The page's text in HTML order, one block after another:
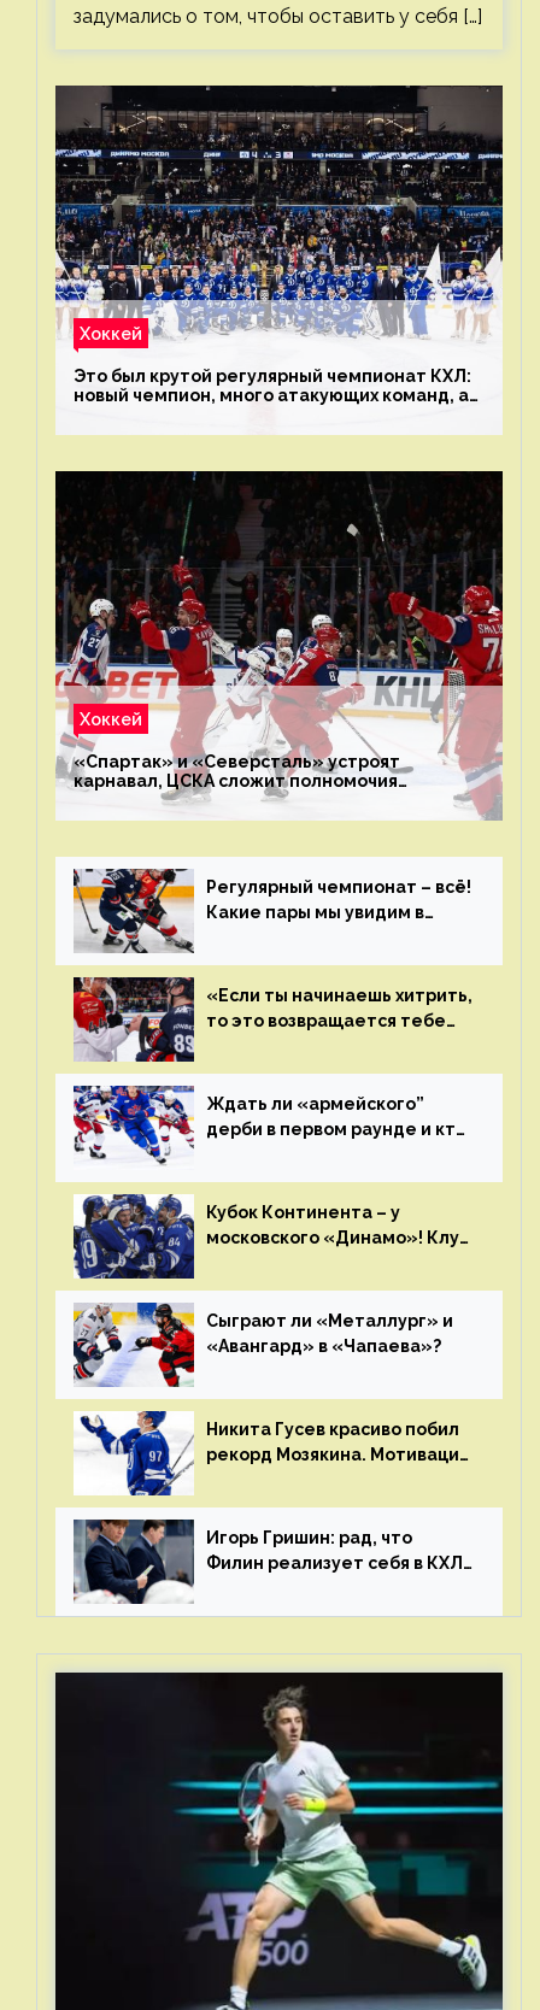
задумались о том, чтобы оставить у себя […]
Хоккей
Это был крутой регулярный чемпионат КХЛ:
новый чемпион, много атакующих команд, а
Хоккей
«Спартак» и «Северсталь» устроят
карнавал, ЦСКА сложит полномочия
чемпиона. Превью первого раунда плей-офф
на Западе
Регулярный чемпионат – всё!
Какие пары мы увидим в
«Если ты начинаешь хитрить,
то это возвращается тебе
Ждать ли «армейского”
дерби в первом раунде и кто
Главные интриги последнего
дня «регулярки” КХЛ
Кубок Континента – у
московского «Динамо»! Клуб
сезон
Сыграют ли «Металлург» и
«Авангард» в «Чапаева»?
Никита Гусев красиво побил
рекорд Мозякина. Мотивации
много
Игорь Гришин: рад, что
Филин реализует себя в КХЛ
стали загонять его в рамки